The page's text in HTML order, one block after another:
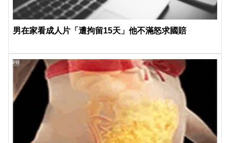
男在家看成人片「遭拘留15天」他不滿怒求國賠
PR